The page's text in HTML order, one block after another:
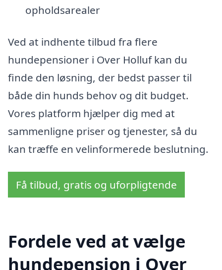
opholdsarealer
Ved at indhente tilbud fra flere
hundepensioner i Over Holluf kan du
finde den løsning, der bedst passer til
både din hunds behov og dit budget.
Vores platform hjælper dig med at
sammenligne priser og tjenester, så du
kan træffe en velinformerede beslutning.
Få tilbud, gratis og uforpligtende
Fordele ved at vælge
hundepension i Over